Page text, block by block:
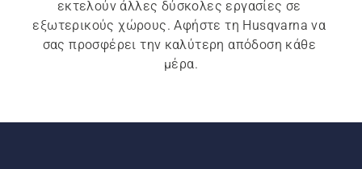
εκτελούν άλλες δύσκολες εργασίες σε
εξωτερικούς χώρους. Αφήστε τη Husqvarna να
σας προσφέρει την καλύτερη απόδοση κάθε
μέρα.